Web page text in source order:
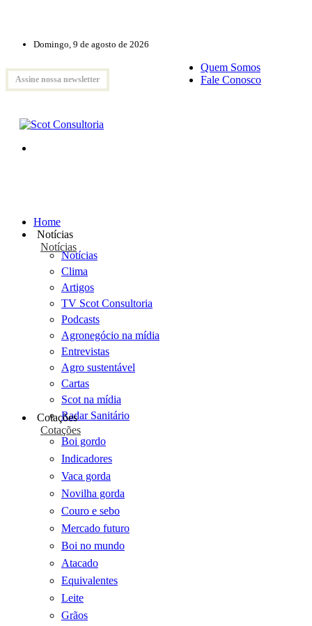
Domingo, 9 de agosto de 2026
Assine nossa newsletter
Quem Somos
Fale Conosco
Home
Notícias
Notícias
Notícias
Clima
Artigos
TV Scot Consultoria
Podcasts
Agronegócio na mídia
Entrevistas
Agro sustentável
Cartas
Scot na mídia
Radar Sanitário
Cotações
Cotações
Boi gordo
Indicadores
Vaca gorda
Novilha gorda
Couro e sebo
Mercado futuro
Boi no mundo
Atacado
Equivalentes
Leite
Grãos